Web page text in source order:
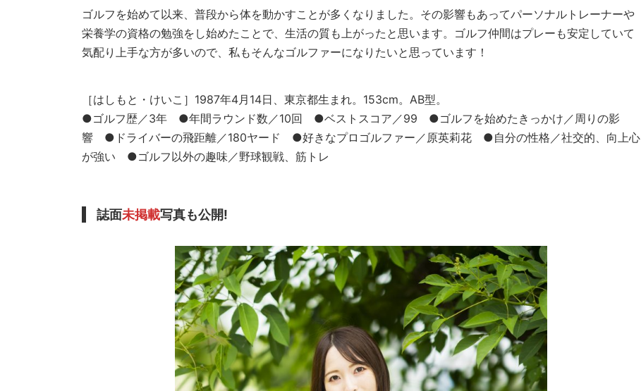
ゴルフを始めて以来、普段から体を動かすことが多くなりました。その影響もあってパーソナルトレーナーや
栄養学の資格の勉強をし始めたことで、生活の質も上がったと思います。ゴルフ仲間はプレーも安定していて
気配り上手な方が多いので、私もそんなゴルファーになりたいと思っています！
［はしもと・けいこ］1987年4月14日、東京都生まれ。153cm。AB型。
●ゴルフ歴／3年 ●年間ラウンド数／10回 ●ベストスコア／99 ●ゴルフを始めたきっかけ／周りの影
響 ●ドライバーの飛距離／180ヤード ●好きなプロゴルファー／原英莉花 ●自分の性格／社交的、向上心
が強い ●ゴルフ以外の趣味／野球観戦、筋トレ
誌面未掲載写真も公開!